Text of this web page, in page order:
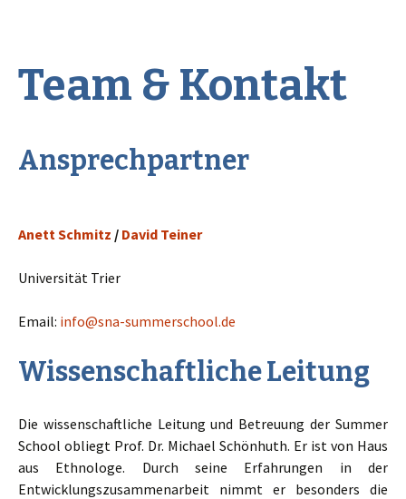
Team & Kontakt
Ansprechpartner
Anett Schmitz / David Teiner
Universität Trier
Email: info@sna-summerschool.de
Wissenschaftliche Leitung
Die wissenschaftliche Leitung und Betreuung der Summer
School obliegt Prof. Dr. Michael Schönhuth. Er ist von Haus
aus Ethnologe. Durch seine Erfahrungen in der
Entwicklungszusammenarbeit nimmt er besonders die